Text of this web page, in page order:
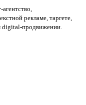
рекламе, таргете,
digital‑продвижении.